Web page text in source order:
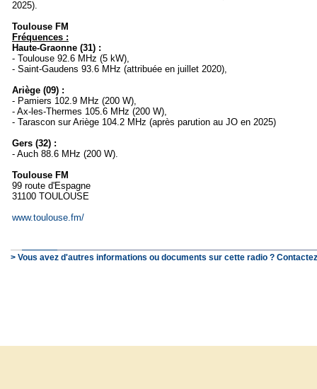
2025).
Toulouse FM
Fréquences :
Haute-Graonne (31) :
- Toulouse 92.6 MHz (5 kW),
- Saint-Gaudens 93.6 MHz (attribuée en juillet 2020),
Ariège (09) :
- Pamiers 102.9 MHz (200 W),
- Ax-les-Thermes 105.6 MHz (200 W),
- Tarascon sur Ariège 104.2 MHz (après parution au JO en 2025)
Gers (32) :
- Auch 88.6 MHz (200 W).
Toulouse FM
99 route d'Espagne
31100 TOULOUSE
www.toulouse.fm/
> Vous avez d'autres informations ou documents sur cette radio ?